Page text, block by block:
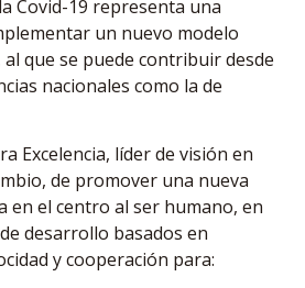
Covid-19 representa una
un nuevo modelo
que se puede contribuir desde
nacionales como la de
Excelencia, líder de visión en
de promover una nueva
en el centro al ser humano, en
desarrollo basados en
y cooperación para: